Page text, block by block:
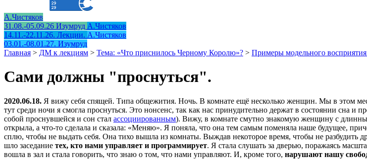
А.Чистяков
31.08.-05.09.26 Изумруд А.Чистяков
14.11.-22.11.26. Лекции. А.Чистяков
03.01.-08.01.27. Изумруд
Главная > ДМ к лекциям > Тема: «Что приснилось Черному Королю»? > Примеры модельного
Сами должны "проснуться".
2020.06.18. Я вижу себя спящей. Типа общежития. Ночь. В комнате ещё несколько женщин. Мы в этом
тут среди ночи я смогла проснуться. Это нонсенс, так как нас принудительно держат в состоянии сна и
собой проснувшейся и сон стал ассоциированным). Вижу, в комнате смутно знакомую женщину с
открыла, а что-то сделала и сказала: «Меняю». Я поняла, что она тем самым поменяла наше будущее,
сплю, чтобы не выдать себя. Она тихо вышла из комнаты. Выждав некоторое время, чтобы не разбудить
шло заседание тех, кто нами управляет и программирует. Я стала слушать за дверью, поражаясь
вошла в зал и стала говорить, что знаю о том, что нами управляют. И, кроме того, нарушают нашу